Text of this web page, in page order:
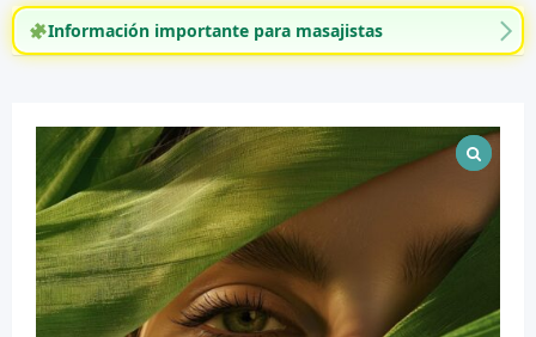
Información importante para masajistas